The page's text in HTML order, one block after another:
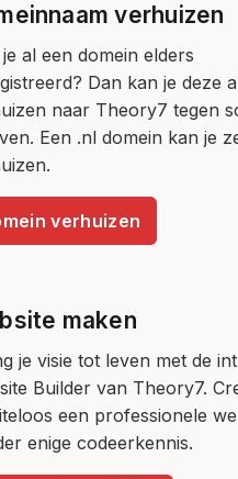
verhuizen
al een domein elders
Dan kan je deze
naar Theory7 tegen
Een .nl domein kan je
verhuizen
maken
je visie tot leven met de
Builder van Theory7.
een professionele
enige codeerkennis.